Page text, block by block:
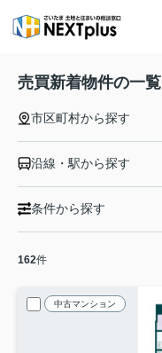
売買新着物件の一覧
市区町村から探す
沿線・駅から探す
条件から探す
162件
中古マンション